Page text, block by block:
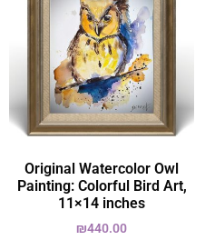
Original Watercolor Owl
Painting: Colorful Bird Art,
11×14 inches
₪440.00